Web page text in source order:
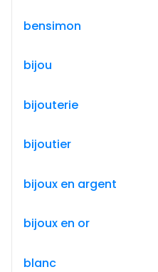
bensimon
bijou
bijouterie
bijoutier
bijoux en argent
bijoux en or
blanc